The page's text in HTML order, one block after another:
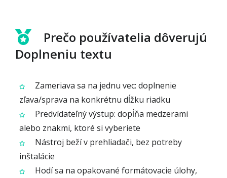
Prečo používatelia dôverujú
Doplneniu textu
Zameriava sa na jednu vec: doplnenie
zľava/sprava na konkrétnu dĺžku riadku
Predvídateľný výstup: dopĺňa medzerami
alebo znakmi, ktoré si vyberiete
Nástroj beží v prehliadači, bez potreby
inštalácie
Hodí sa na opakované formátovacie úlohy,